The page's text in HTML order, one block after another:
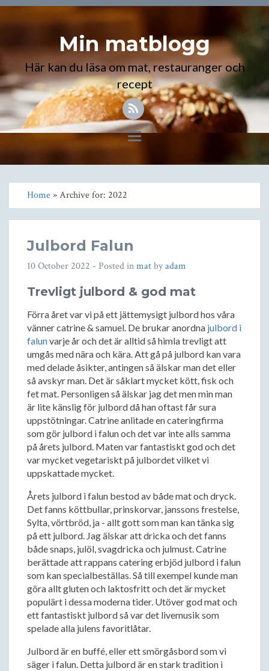
Min matblogg
Här kan du läsa om mat, restauranger och
recept
Toggle
Home» Archive for: 2022
Julbord Falun
10 October 2022 - Posted inmatbyadam
Trevligt julbord & god mat
Förra året var vi på ett jättemysigt julbord hos våra
vänner catrine & samuel. De brukar anordna julbord i
falunvarje år och det är alltid så himla trevligt att
umgås med nära och kära. Att gå på julbord kan vara
med delade åsikter, antingen så älskar man det eller
så avskyr man. Det är såklart mycket kött, fisk och
fet mat. Personligen så älskar jag det men min man
är lite känslig för julbord då han oftast får sura
uppstötningar. Catrine anlitade en cateringfirma
som gör julbord i falun och det var inte alls samma
på årets julbord. Maten var fantastiskt god och det
var mycket vegetariskt på julbordet vilket vi
uppskattade mycket.
Årets julbord i falun bestod av både mat och dryck.
Det fanns köttbullar, prinskorvar, janssons frestelse,
Sylta, vörtbröd, ja - allt gott som man kan tänka sig
på ett julbord. Jag älskar att dricka och det fanns
både snaps, julöl, svagdricka och julmust. Catrine
berättade att rappans catering erbjöd julbord i falun
som kan specialbeställas. Så till exempel kunde man
göra allt gluten och laktosfritt och det är mycket
populärt i dessa moderna tider. Utöver god mat och
ett fantastiskt julbord så var det livemusik som
spelade alla julens favoritlåtar.
Julbord är en buffé, eller ett smörgåsbord som vi
säger i falun. Detta julbord är en stark tradition i